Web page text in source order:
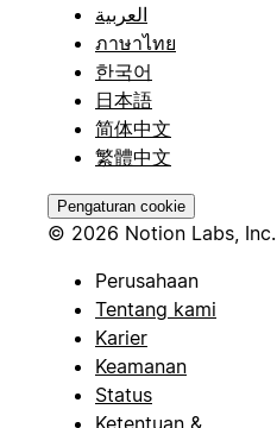
العربية
ภาษาไทย
한국어
日本語
简体中文
繁體中文
Pengaturan cookie
© 2026 Notion Labs, Inc.
Perusahaan
Tentang kami
Karier
Keamanan
Status